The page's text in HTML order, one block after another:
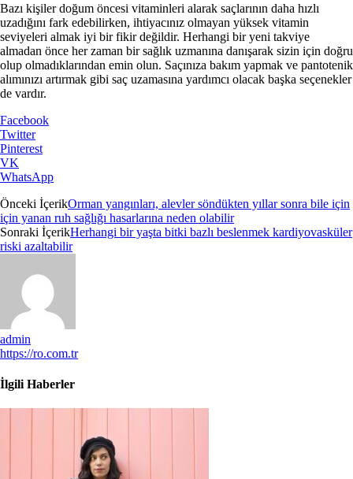
Bazı kişiler doğum öncesi vitaminleri alarak saçlarının daha hızlı
uzadığını fark edebilirken, ihtiyacınız olmayan yüksek vitamin
seviyeleri almak iyi bir fikir değildir. Herhangi bir yeni takviye
almadan önce her zaman bir sağlık uzmanına danışarak sizin için doğru
olup olmadıklarından emin olun. Saçınıza bakım yapmak ve pantotenik
alımınızı artırmak gibi saç uzamasına yardımcı olacak başka seçenekler
de vardır.
Facebook
Twitter
Pinterest
VK
WhatsApp
Önceki İçerikOrman yangınları, alevler söndükten yıllar sonra bile için
için yanan ruh sağlığı hasarlarına neden olabilir
Sonraki İçerikHerhangi bir yaşta bitki bazlı beslenmek kardiyovasküler
riski azaltabilir
admin
https://ro.com.tr
İlgili Haberler